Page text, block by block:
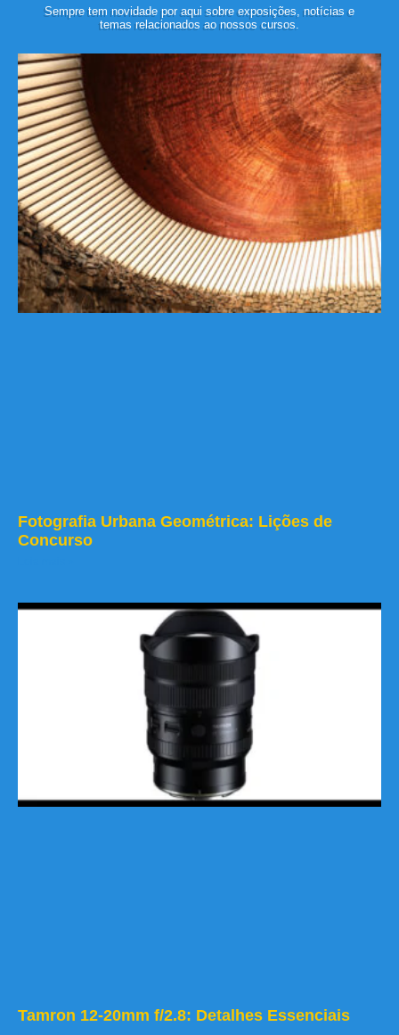
Sempre tem novidade por aqui sobre exposições, notícias e
temas relacionados ao nossos cursos.
Fotografia Urbana Geométrica: Lições de
Concurso
Tamron 12-20mm f/2.8: Detalhes Essenciais